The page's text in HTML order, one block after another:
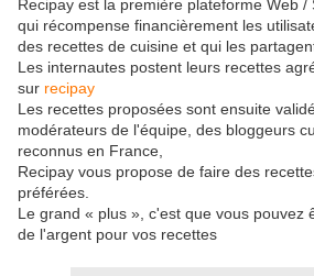
Recipay est la première plateforme Web /
qui récompense financièrement les
des recettes de cuisine et qui les
Les internautes postent leurs recettes
sur recipay
Les recettes proposées sont ensuite
modérateurs de l'équipe, des bloggeurs
reconnus en France,
Recipay vous propose de faire des
préférées.
Le grand « plus », c'est que vous pouvez
de l'argent pour vos recettes